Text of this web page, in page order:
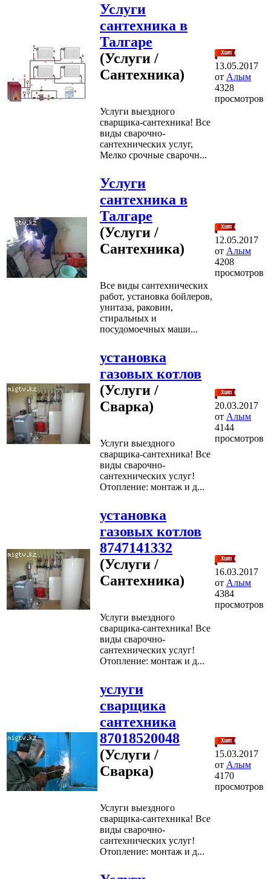
Услуги
сантехника в
Талгаре
(Услуги /
Сантехника)
Услуги выездного
сварщика-сантехника! Все
виды сварочно-
сантехнических услуг,
Мелко срочные сварочн...
13.05.2017
от Алым
4328
просмотров
Услуги
сантехника в
Талгаре
(Услуги /
Сантехника)
Все виды сантехнических
работ, установка бойлеров,
унитаза, раковин,
стиральных и
посудомоечных маши...
12.05.2017
от Алым
4208
просмотров
установка
газовых котлов
(Услуги /
Сварка)
Услуги выездного
сварщика-сантехника! Все
виды сварочно-
сантехнических услуг!
Отопление: монтаж и д...
20.03.2017
от Алым
4144
просмотров
установка
газовых котлов
8747141332
(Услуги /
Сантехника)
Услуги выездного
сварщика-сантехника! Все
виды сварочно-
сантехнических услуг!
Отопление: монтаж и д...
16.03.2017
от Алым
4384
просмотров
услуги
сварщика
сантехника
87018520048
(Услуги /
Сварка)
Услуги выездного
сварщика-сантехника! Все
виды сварочно-
сантехнических услуг!
Отопление: монтаж и д...
15.03.2017
от Алым
4170
просмотров